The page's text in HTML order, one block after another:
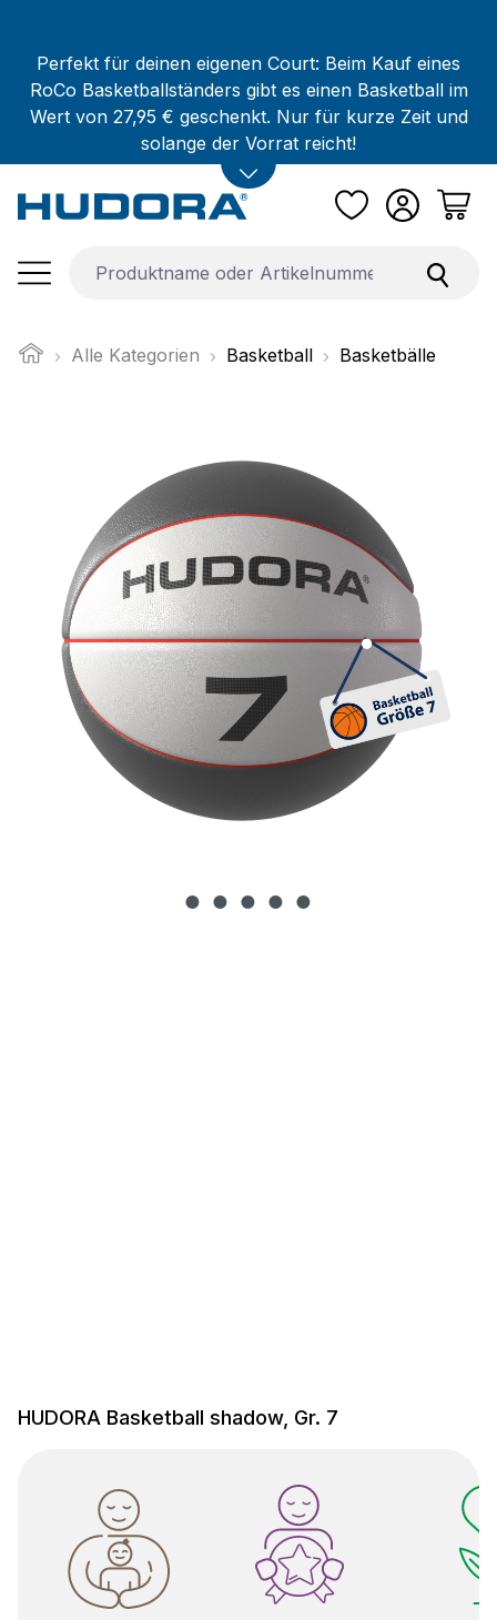
Perfekt für deinen eigenen Court: Beim Kauf eines
RoCo Basketballständers gibt es einen Basketball im
Wert von 27,95 € geschenkt. Nur für kurze Zeit und
solange der Vorrat reicht!
Alle Kategorien Basketball Basketbälle
HUDORA Basketball shadow, Gr. 7